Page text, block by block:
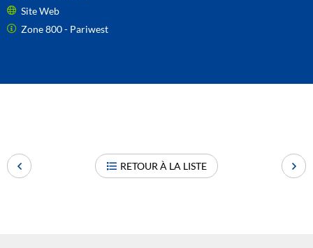
Site Web
Zone 800 - Pariwest
RETOUR À LA LISTE